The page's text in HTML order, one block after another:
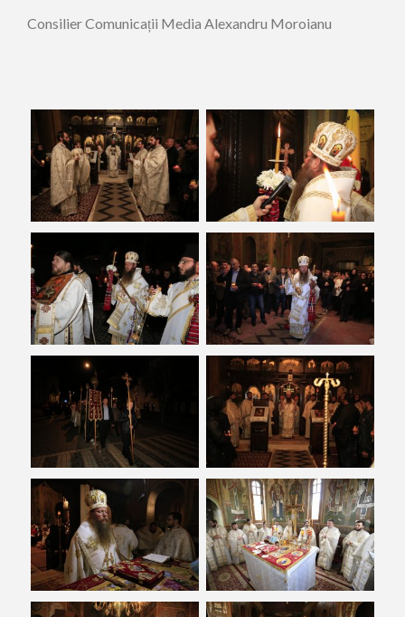
Consilier Comunicații Media Alexandru Moroianu